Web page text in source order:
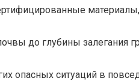
до глубины залегания
опасных ситуаций в